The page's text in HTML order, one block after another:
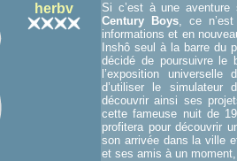
herbv
Si c’est à une
Century Boys, ce
informations et en
Inshô seul à la barre du
décidé de poursuivre
l’exposition
d’utiliser le simulateur
découvrir ainsi ses
cette fameuse nuit de
profitera pour découvrir
son arrivée dans la ville
et ses amis à un